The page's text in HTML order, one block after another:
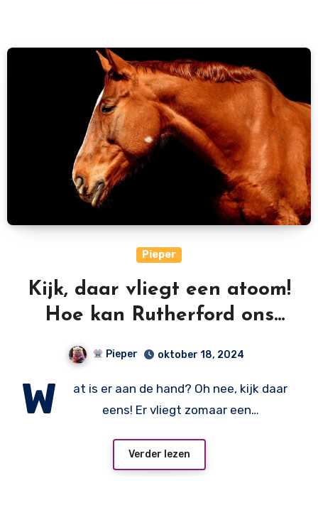
Pieper
Kijk, daar vliegt een atoom!
Hoe kan Rutherford ons
helpen om het te begrijpen?
Pieper oktober 18, 2024
W
at is er aan de hand? Oh nee, kijk daar
eens! Er vliegt zomaar een…
Verder lezen